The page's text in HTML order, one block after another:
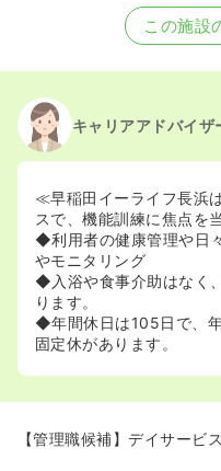
この施設
キャリアアドバイザ
≪早稲田イーライフ長浜
スで、機能訓練に焦点を
◆利用者の健康管理や日
やモニタリング
◆入浴や食事介助はなく
ります。
◆年間休日は105日で、
固定休があります。
【管理職候補】デイサービ